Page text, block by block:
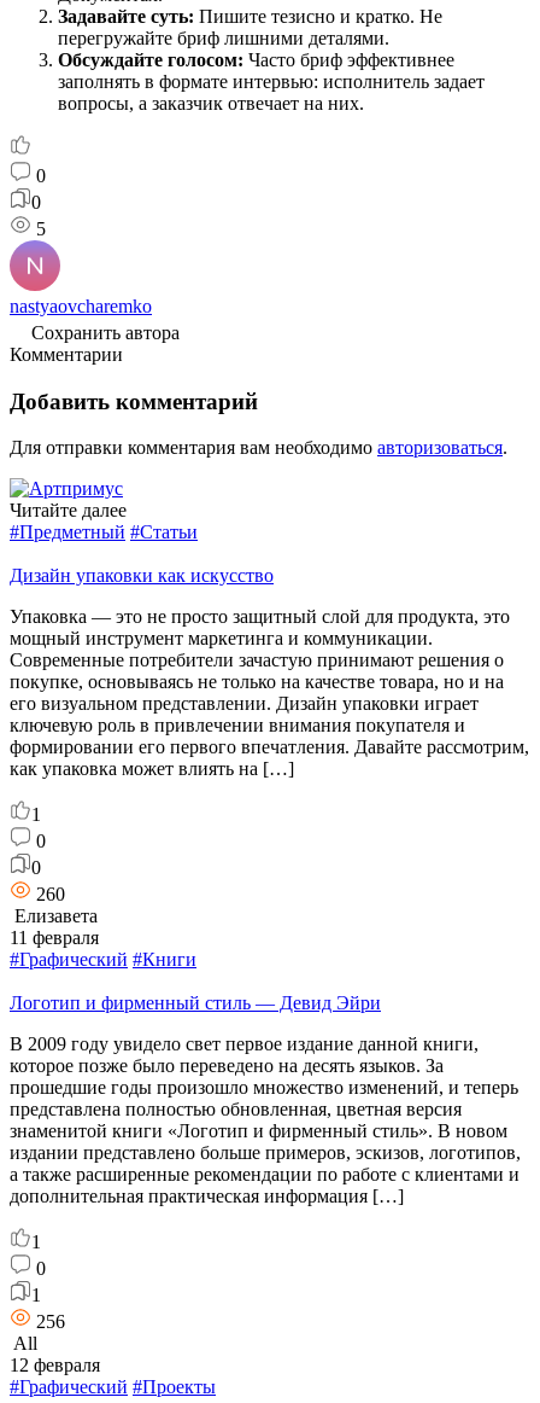
Задавайте суть: Пишите тезисно и кратко. Не
перегружайте бриф лишними деталями.
Обсуждайте голосом: Часто бриф эффективнее
заполнять в формате интервью: исполнитель задает
вопросы, а заказчик отвечает на них.
0
0
5
nastyaovcharemko
Сохранить автора
Комментарии
Добавить комментарий
Для отправки комментария вам необходимо авторизоваться.
Читайте далее
#Предметный #Статьи
Дизайн упаковки как искусство
Упаковка — это не просто защитный слой для продукта, это
мощный инструмент маркетинга и коммуникации.
Современные потребители зачастую принимают решения о
покупке, основываясь не только на качестве товара, но и на
его визуальном представлении. Дизайн упаковки играет
ключевую роль в привлечении внимания покупателя и
формировании его первого впечатления. Давайте рассмотрим,
как упаковка может влиять на […]
1
0
0
260
Елизавета
11 февраля
#Графический #Книги
Логотип и фирменный стиль — Девид Эйри
В 2009 году увидело свет первое издание данной книги,
которое позже было переведено на десять языков. За
прошедшие годы произошло множество изменений, и теперь
представлена полностью обновленная, цветная версия
знаменитой книги «Логотип и фирменный стиль». В новом
издании представлено больше примеров, эскизов, логотипов,
а также расширенные рекомендации по работе с клиентами и
дополнительная практическая информация […]
1
0
1
256
All
12 февраля
#Графический #Проекты